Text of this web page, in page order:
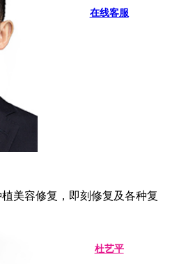
在线客服
美容修复，即刻修复及各种复
杜艺平